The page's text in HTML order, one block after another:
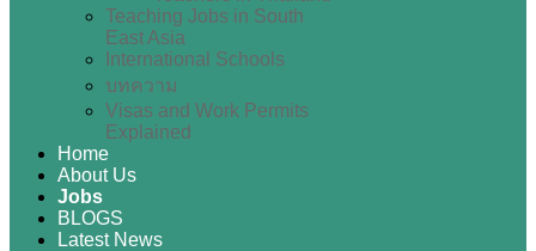
Teaching Jobs in South
East Asia
International Schools
บทความ
Visas and Work Permits
Explained
Home
About Us
Jobs
BLOGS
Latest News